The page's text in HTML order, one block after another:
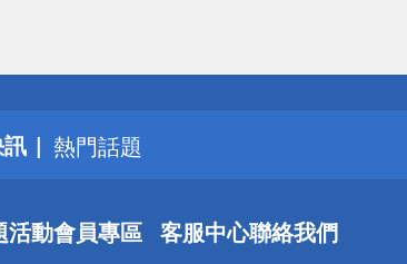
詐騙網頁！請小心！
得獎公告
熱門話題
銀行優惠
詐騙網頁！請小心！
活動會員專區 客服中心聯絡我們